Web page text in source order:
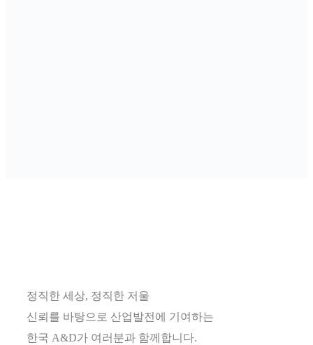
정직한 세상, 정직한 저울
신뢰를 바탕으로 산업발전에 기여하는
한국 A&D가 여러분과 함께합니다.